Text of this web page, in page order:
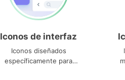
Iconos de interfaz
Iconos diseñados
específicamente para